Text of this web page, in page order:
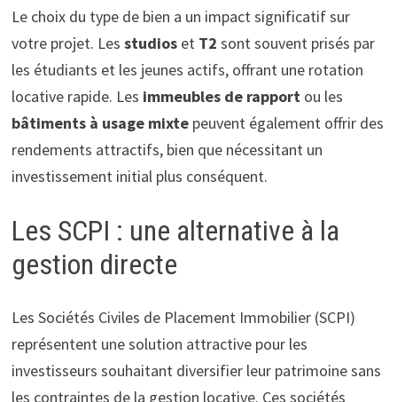
Le choix du type de bien a un impact significatif sur
votre projet. Les studioset T2 sont souvent prisés par
les étudiants et les jeunes actifs, offrant une rotation
locative rapide. Les immeubles de rapportou les
bâtiments à usage mixtepeuvent également offrir des
rendements attractifs, bien que nécessitant un
investissement initial plus conséquent.
Les SCPI : une alternative à la
gestion directe
Les Sociétés Civiles de Placement Immobilier (SCPI)
représentent une solution attractive pour les
investisseurs souhaitant diversifier leur patrimoine sans
les contraintes de la gestion locative. Ces sociétés